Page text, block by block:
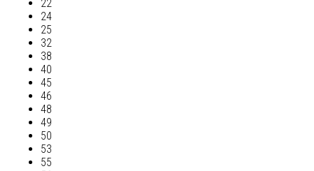
22
24
25
32
38
40
45
46
48
49
50
53
55